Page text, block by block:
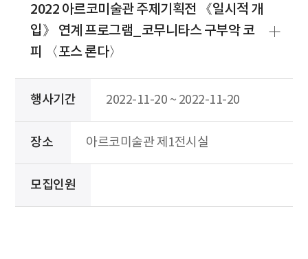
2022 아르코미술관 주제기획전 《일시적 개
입》 연계 프로그램_코무니타스 구부악 코
피 〈포스 론다〉
행사기간 2022-11-20 ~ 2022-11-20
장소 아르코미술관 제1전시실
모집인원